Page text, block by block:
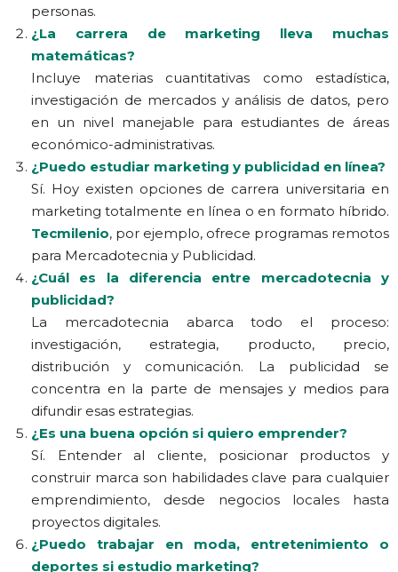
personas.
¿La carrera de marketing lleva muchas
matemáticas?
Incluye materias cuantitativas como estadística,
investigación de mercados y análisis de datos, pero
en un nivel manejable para estudiantes de áreas
económico-administrativas.
¿Puedo estudiar marketing y publicidad en línea?
Sí. Hoy existen opciones de carrera universitaria en
marketing totalmente en línea o en formato híbrido.
Tecmilenio, por ejemplo, ofrece programas remotos
para Mercadotecnia y Publicidad.
¿Cuál es la diferencia entre mercadotecnia y
publicidad?
La mercadotecnia abarca todo el proceso:
investigación, estrategia, producto, precio,
distribución y comunicación. La publicidad se
concentra en la parte de mensajes y medios para
difundir esas estrategias.
¿Es una buena opción si quiero emprender?
Sí. Entender al cliente, posicionar productos y
construir marca son habilidades clave para cualquier
emprendimiento, desde negocios locales hasta
proyectos digitales.
¿Puedo trabajar en moda, entretenimiento o
deportes si estudio marketing?